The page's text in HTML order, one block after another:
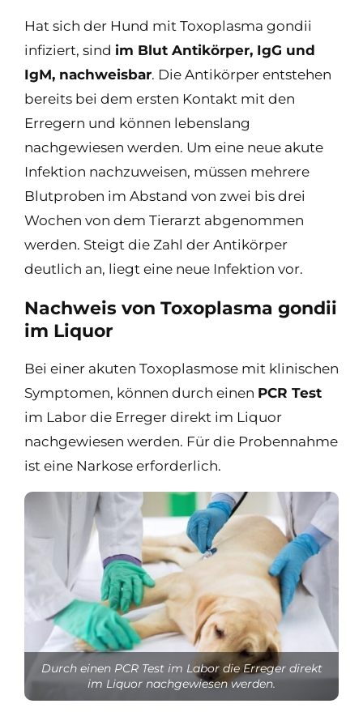
Hat sich der Hund mit Toxoplasma gondii
infiziert, sind im Blut Antikörper, IgG und
IgM, nachweisbar. Die Antikörper entstehen
bereits bei dem ersten Kontakt mit den
Erregern und können lebenslang
nachgewiesen werden. Um eine neue akute
Infektion nachzuweisen, müssen mehrere
Blutproben im Abstand von zwei bis drei
Wochen von dem Tierarzt abgenommen
werden. Steigt die Zahl der Antikörper
deutlich an, liegt eine neue Infektion vor.
Nachweis von Toxoplasma gondii
im Liquor
Bei einer akuten Toxoplasmose mit klinischen
Symptomen, können durch einen PCR Test
im Labor die Erreger direkt im Liquor
nachgewiesen werden. Für die Probennahme
ist eine Narkose erforderlich.
Durch einen PCR Test im Labor die Erreger direkt
im Liquor nachgewiesen werden.